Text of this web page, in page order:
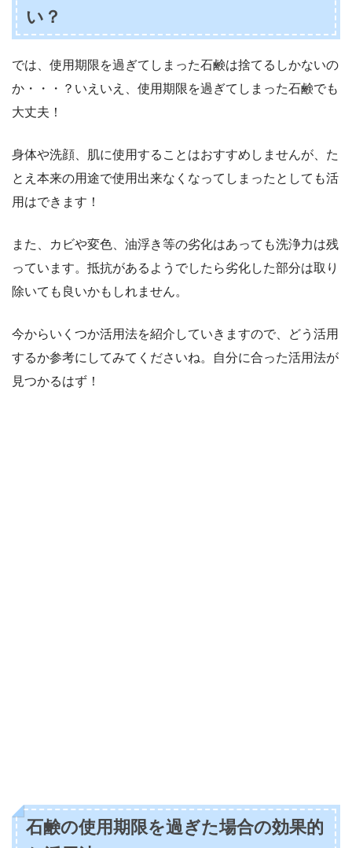
い？
では、使用期限を過ぎてしまった石鹸は捨てるしかないの
か・・・？いえいえ、使用期限を過ぎてしまった石鹸でも
大丈夫！
身体や洗顔、肌に使用することはおすすめしませんが、た
とえ本来の用途で使用出来なくなってしまったとしても活
用はできます！
また、カビや変色、油浮き等の劣化はあっても洗浄力は残
っています。抵抗があるようでしたら劣化した部分は取り
除いても良いかもしれません。
今からいくつか活用法を紹介していきますので、どう活用
するか参考にしてみてくださいね。自分に合った活用法が
見つかるはず！
石鹸の使用期限を過ぎた場合の効果的